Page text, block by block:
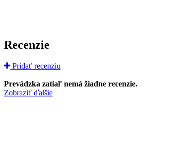
Recenzie
Pridať recenziu
Prevádzka zatiaľ nemá žiadne recenzie.
Zobraziť ďalšie